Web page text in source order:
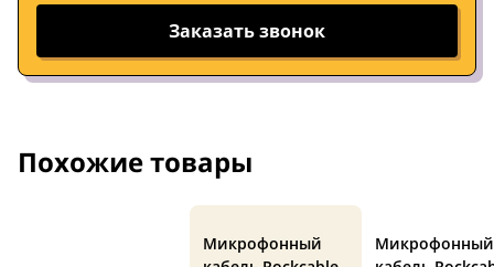
Заказать звонок
Похожие товары
Микрофонный
Микрофонный